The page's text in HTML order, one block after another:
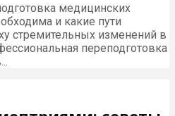
медицинских
и какие пути
стремительных изменений в
переподготовка